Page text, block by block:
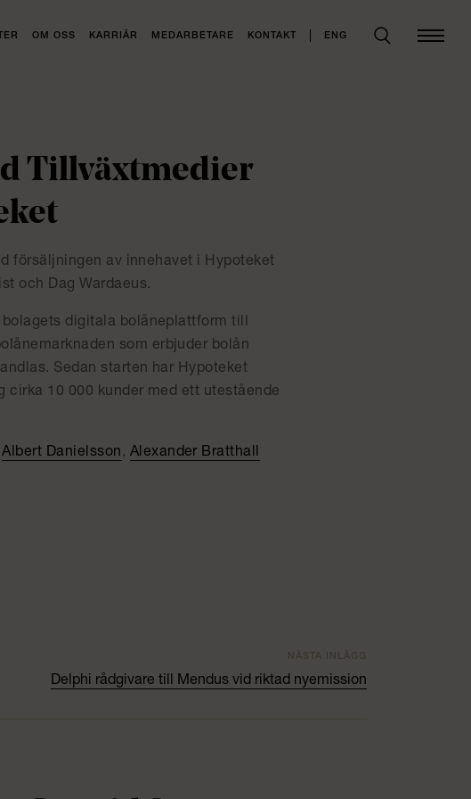
OM OSS KARRIÄR MEDARBETARE KONTAKT ENG
Tillväxtmedier
försäljningen av innehavet i Hypoteket
och Dag Wardaeus.
digitala bolåneplattform till
som erbjuder bolån
Sedan starten har Hypoteket
cirka 10 000 kunder med ett utestående
Albert Danielsson, Alexander Bratthall
Delphi rådgivare till Mendus vid riktad nyemission